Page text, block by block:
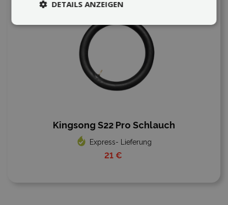
Kingsong S22 Pro Schlauch
Express- Lieferung
21 €
DETAILS ANZEIGEN